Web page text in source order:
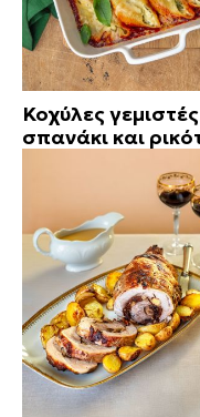
Κοχύλες
σπανάκι και